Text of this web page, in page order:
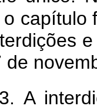
capítulo
de
A